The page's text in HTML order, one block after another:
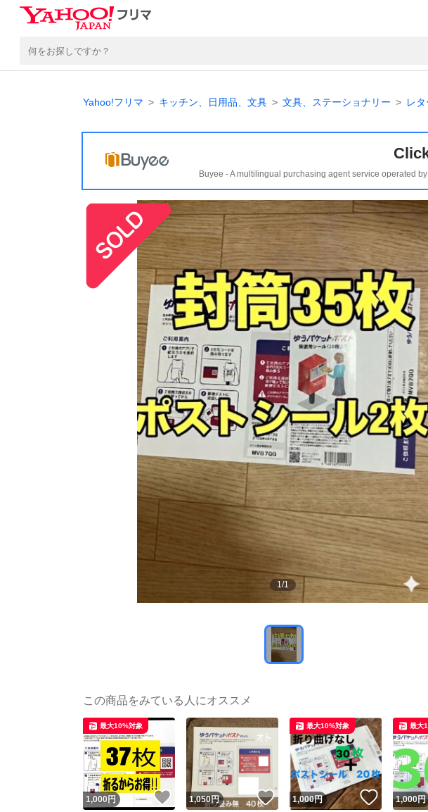
Yahoo!フリマ キッチン、日用品、文具 文具、ステーショナリー レ
Buyee - A multilingual purchasing agent service operated
1/1
この商品をみている人にオススメ
1,000 円 いいね！
最大10%対象
1,050円 いいね！
1,000円 いいね！
最大10%対象
1,000円
最大